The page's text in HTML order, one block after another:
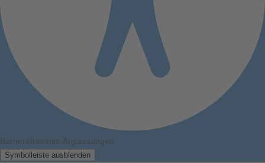
Barrierefreiheits-Anpassungen
Symbolleiste ausblenden